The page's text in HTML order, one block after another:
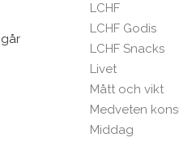
LCHF
LCHF Godis
LCHF Snacks
Livet
Mått och vikt
Medveten
Middag